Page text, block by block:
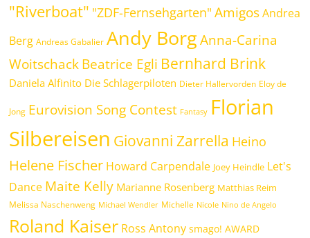
"Riverboat" "ZDF-Fernsehgarten" Amigos Andrea
Berg Andreas Gabalier Andy Borg Anna-Carina
WoitschackBeatrice Egli Bernhard Brink
Daniela Alfinito Die Schlagerpiloten Dieter Hallervorden Eloy de
Jong Eurovision Song Contest Fantasy Florian
Silbereisen Giovanni Zarrella Heino
Helene Fischer Howard Carpendale Joey Heindle Let's
Dance Maite Kelly Marianne Rosenberg Matthias Reim
Melissa Naschenweng Michael Wendler Michelle Nicole Nino de Angelo
Roland Kaiser Ross Antony smago! AWARD